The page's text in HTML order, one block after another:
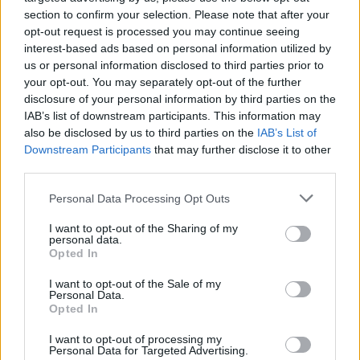
section to confirm your selection. Please note that after your
opt-out request is processed you may continue seeing
interest-based ads based on personal information utilized by
us or personal information disclosed to third parties prior to
your opt-out. You may separately opt-out of the further
disclosure of your personal information by third parties on the
IAB’s list of downstream participants. This information may
also be disclosed by us to third parties on the IAB’s List of
Downstream Participants that may further disclose it to other
Please note that this website/app uses one or more Google
not limited to your visit or usage behaviour. You may click to
grant or deny consent to Google and its third-party tags to
use your data for below specified purposes in below Google
consent section.
Personal Data Processing Opt Outs
I want to opt-out of the Sharing of my
personal data.
Opted In
I want to opt-out of the Sale of my
Personal Data.
Opted In
I want to opt-out of processing my
Personal Data for Targeted Advertising.
rinsaldare relazioni di vicinato e per
promuovere una visione cittadina di convivenza.
La serata del 9 luglio segnerà quindi non solo un
appuntamento calcistico a livello internazionale,
ma anche un banco di prova per la capacità delle
istituzioni locali e delle organizzazioni civiche di
gestire manifestazioni pubbliche articolate,
conciliando espressione collettiva del tifo e
AUTORE
Andrea Conforti
casual e naturale, è un analista tattico che
trasforma dati e clip in racconti social. Ricorda